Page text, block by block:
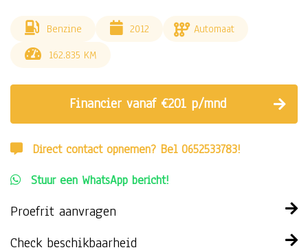
Benzine 2012
Automaat
162.835 KM
Financier vanaf €201 p/mnd
Direct contact opnemen? Bel 0652533783!
Stuur een WhatsApp bericht!
Proefrit aanvragen
Check beschikbaarheid